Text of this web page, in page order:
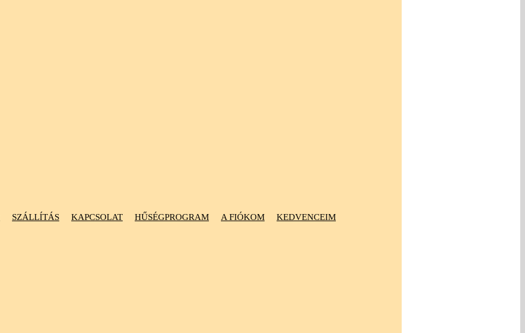
SZÁLLÍTÁS KAPCSOLAT HŰSÉGPROGRAM A FIÓKOM KEDVENCEIM